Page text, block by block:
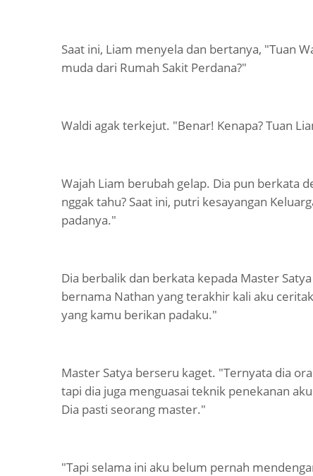
Saat ini, Liam menyela dan bertanya, "Tuan
muda dari Rumah Sakit Perdana?"
Waldi agak terkejut. "Benar! Kenapa? Tuan
Wajah Liam berubah gelap. Dia pun berkata
nggak tahu? Saat ini, putri kesayangan
padanya."
Dia berbalik dan berkata kepada Master
bernama Nathan yang terakhir kali aku
yang kamu berikan padaku."
Master Satya berseru kaget. "Ternyata dia
tapi dia juga menguasai teknik penekanan
Dia pasti seorang master."
"Tapi selama ini aku belum pernah